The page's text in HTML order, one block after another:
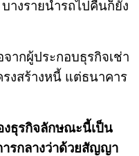
างรายนำรถไปคืนก็ยัง
กผู้ประกอบธุรกิจเช่า
งสร้างหนี้ แต่ธนาคาร
งธุรกิจลักษณะนี้เป็น
ารกลางว่าด้วยสัญญา